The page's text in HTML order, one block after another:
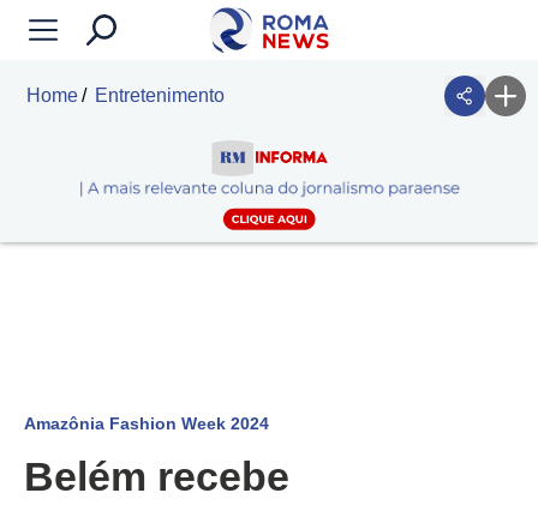
Home Entretenimento
Amazônia Fashion Week 2024
Belém recebe